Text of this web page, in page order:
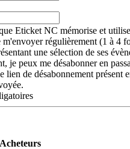
Eticket NC mémorise et
m'envoyer régulièrement (1 à 4
une sélection de ses
je peux me désabonner en
lien de désabonnement présent